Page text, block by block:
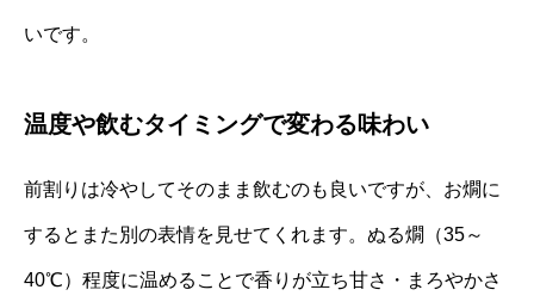
いです。
温度や飲むタイミングで変わる味わい
前割りは冷やしてそのまま飲むのも良いですが、お燗に
するとまた別の表情を見せてくれます。ぬる燗（35～
40℃）程度に温めることで香りが立ち甘さ・まろやかさ